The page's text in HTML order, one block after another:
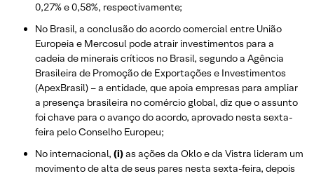
0,27% e 0,58%, respectivamente;
No Brasil, a conclusão do acordo comercial entre União
Europeia e Mercosul pode atrair investimentos para a
cadeia de minerais críticos no Brasil, segundo a Agência
Brasileira de Promoção de Exportações e Investimentos
(ApexBrasil) – a entidade, que apoia empresas para ampliar
a presença brasileira no comércio global, diz que o assunto
foi chave para o avanço do acordo, aprovado nesta sexta-
feira pelo Conselho Europeu;
No internacional, (i)as ações da Oklo e da Vistra lideram um
movimento de alta de seus pares nesta sexta-feira, depois